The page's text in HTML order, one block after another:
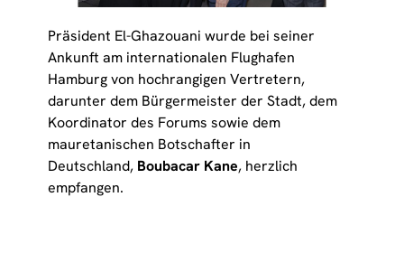
Präsident El-Ghazouani wurde bei seiner
Ankunft am internationalen Flughafen
Hamburg von hochrangigen Vertretern,
darunter dem Bürgermeister der Stadt, dem
Koordinator des Forums sowie dem
mauretanischen Botschafter in
Deutschland, Boubacar Kane, herzlich
empfangen.